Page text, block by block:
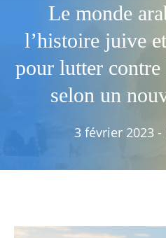
Le monde
l’histoire juive
pour lutter contre
selon un
3 février 2023 -